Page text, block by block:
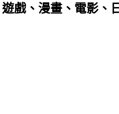
戲、漫畫、電影、